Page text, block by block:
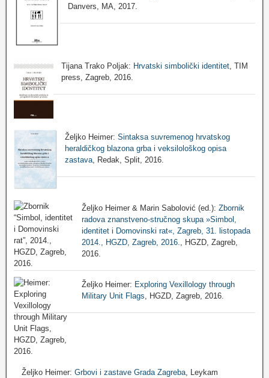
Danvers, MA, 2017.
Tijana Trako Poljak: Hrvatski simbolički identitet , TIM
press, Zagreb, 2016.
Željko Heimer: Sintaksa suvremenog hrvatskog
heraldičkog blazona grba i veksilološkog opisa
zastava, Redak, Split, 2016.
Željko Heimer & Marin Sabolović (ed.): Zbornik
radova znanstveno-stručnog skupa »Simbol,
identitet i Domovinski rat«, Zagreb, 31. listopada
2014., HGZD, Zagreb, 2016.
, HGZD, Zagreb,
2016.
Željko Heimer: Exploring Vexillology through
Military Unit Flags , HGZD, Zagreb, 2016.
Željko Heimer: Grbovi i zastave Grada Zagreba , Leykam